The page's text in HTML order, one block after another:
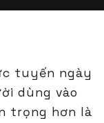
tuyến ngày
dùng vào
trọng hơn là